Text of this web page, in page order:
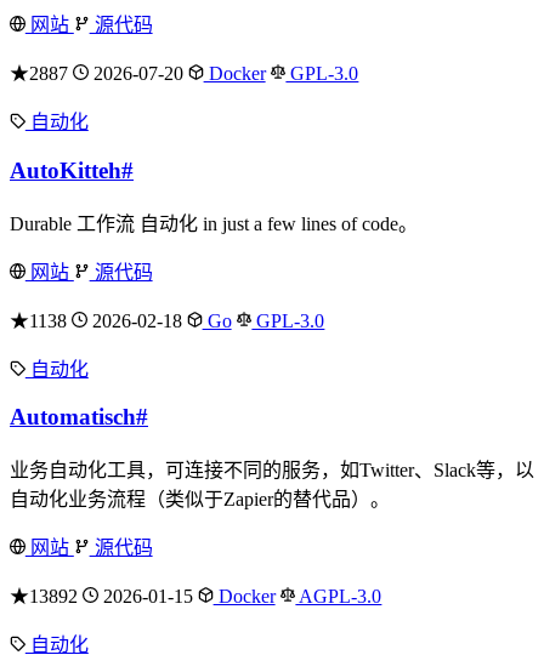
网站 源代码
★2887 2026-07-20 Docker GPL-3.0
自动化
AutoKitteh#
Durable 工作流 自动化 in just a few lines of code。
网站 源代码
★1138 2026-02-18 Go GPL-3.0
自动化
Automatisch#
业务自动化工具，可连接不同的服务，如Twitter、Slack等，以
自动化业务流程（类似于Zapier的替代品）。
网站 源代码
★13892 2026-01-15 Docker AGPL-3.0
自动化